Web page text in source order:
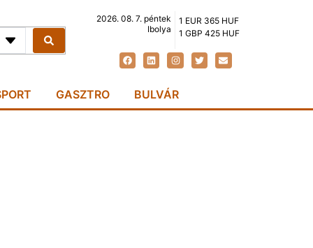
2026. 08. 7. péntek
Ibolya
1 EUR 365 HUF
1 GBP 425 HUF
GASZTRO BULVÁR